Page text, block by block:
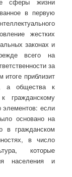
сферы жизни
в первую
жестких
законах и
всего на
за
итоге приблизит
а общества к
гражданскому
элементов: если
основано на
в гражданском
в число
которые
населения и